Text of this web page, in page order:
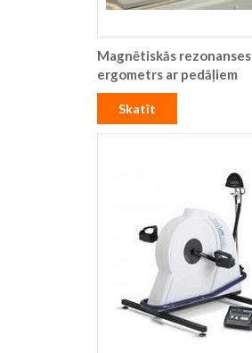
Magnētiskās rezonanses
ergometrs ar pedāļiem
Skatīt